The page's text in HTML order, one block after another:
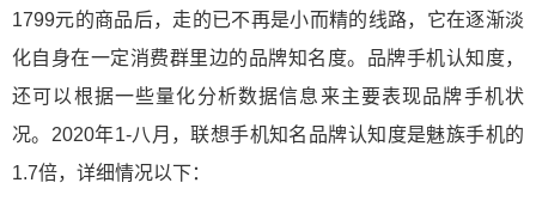
1799元的商品后，走的已不再是小而精的线路，它在逐渐淡
化自身在一定消费群里边的品牌知名度。品牌手机认知度，
还可以根据一些量化分析数据信息来主要表现品牌手机状
况。2020年1-八月，联想手机知名品牌认知度是魅族手机的
1.7倍，详细情况以下：